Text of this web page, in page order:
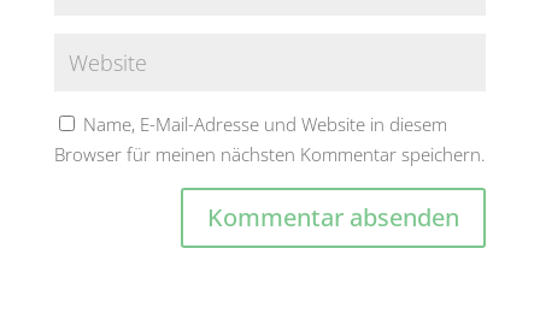
Name, E-Mail-Adresse und Website in diesem
Browser für meinen nächsten Kommentar speichern.